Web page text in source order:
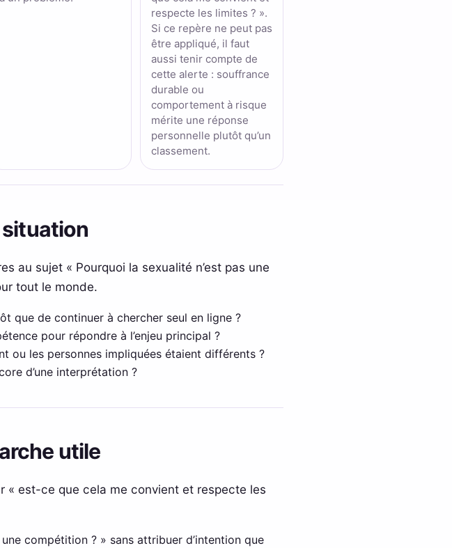
respecte les limites ? ».
Si ce repère ne peut pas
être appliqué, il faut
aussi tenir compte de
cette alerte : souffrance
durable ou
comportement à risque
mérite une réponse
personnelle plutôt qu’un
classement.
situation
au sujet « Pourquoi la sexualité n’est pas une
tout le monde.
que de continuer à chercher seul en ligne ?
pour répondre à l’enjeu principal ?
ou les personnes impliquées étaient différents ?
d’une interprétation ?
utile
« est-ce que cela me convient et respecte les
compétition ? » sans attribuer d’intention que